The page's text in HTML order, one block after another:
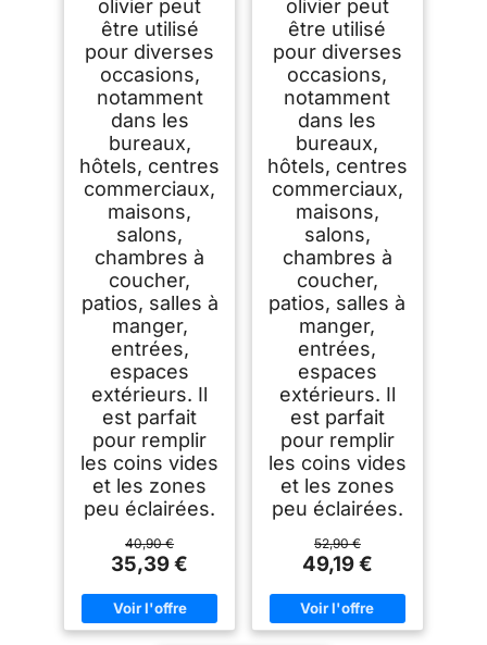
olivier peut
être utilisé
pour diverses
occasions,
notamment
dans les
bureaux,
hôtels, centres
commerciaux,
maisons,
salons,
chambres à
coucher,
patios, salles à
manger,
entrées,
espaces
extérieurs. Il
est parfait
pour remplir
les coins vides
et les zones
peu éclairées.
40,90 €
35,39 €
olivier peut
être utilisé
pour diverses
occasions,
notamment
dans les
bureaux,
hôtels, centres
commerciaux,
maisons,
salons,
chambres à
coucher,
patios, salles à
manger,
entrées,
espaces
extérieurs. Il
est parfait
pour remplir
les coins vides
et les zones
peu éclairées.
52,90 €
49,19 €